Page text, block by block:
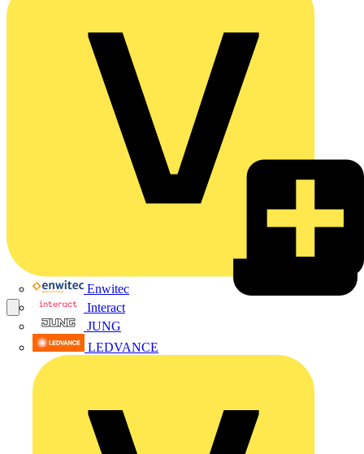
Enwitec
Interact
JUNG
LEDVANCE